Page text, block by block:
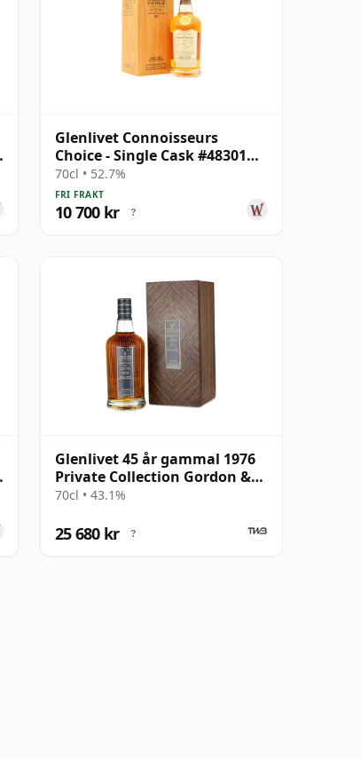
Glenlivet Connoisseurs
Choice - Single Cask #48301
1991 34 år gammal
70cl • 52.7%
FRI FRAKT
10 700 kr ?
Glenlivet 45 år gammal 1976
Private Collection Gordon &
MacPhail
70cl • 43.1%
25 680 kr ?